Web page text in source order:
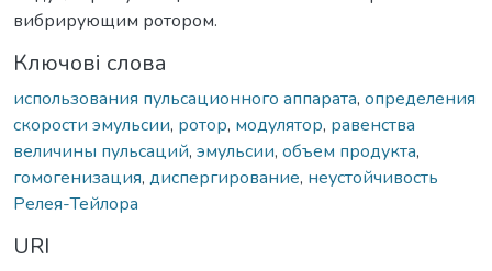
вибрирующим ротором.
Ключові слова
использования пульсационного аппарата, определения
скорости эмульсии, ротор, модулятор, равенства
величины пульсаций, эмульсии, объем продукта,
гомогенизация, диспергирование, неустойчивость
Релея-Тейлора
URI